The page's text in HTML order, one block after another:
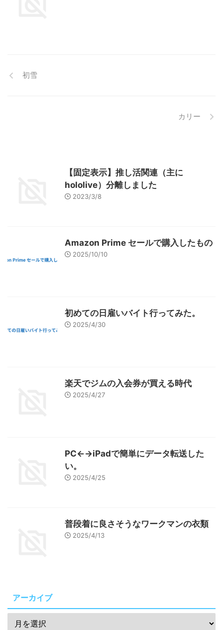
初雪
カリー
【固定表示】推し活関連（主に
hololive）分離しました
2023/3/8
Amazon Prime セールで購入したもの
2025/10/10
初めての日雇いバイト行ってみた。
2025/4/30
楽天でジムの入会券が買える時代
2025/4/27
PC←→iPadで簡単にデータ転送した
い。
2025/4/25
普段着に良さそうなワークマンの衣類
2025/4/13
アーカイブ